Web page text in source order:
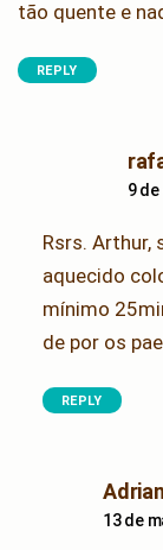
tão quente e
REPLY
9
Rsrs. Arthur,
aquecido
mínimo
de por os
REPLY
13 de